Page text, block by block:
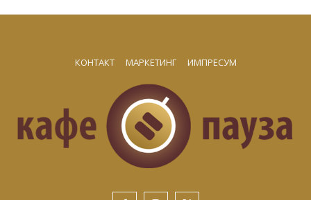
КОНТАКТ МАРКЕТИНГ ИМПРЕСУМ